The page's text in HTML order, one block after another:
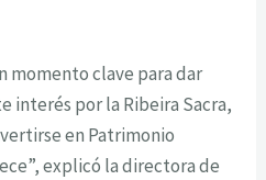
momento clave para dar
interés por la Ribeira Sacra,
en Patrimonio
explicó la directora de